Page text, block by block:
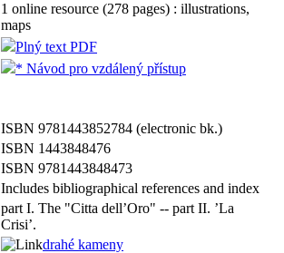
1 online resource (278 pages) : illustrations,
maps
Plný text PDF
* Návod pro vzdálený přístup
ISBN 9781443852784 (electronic bk.)
ISBN 1443848476
ISBN 9781443848473
Includes bibliographical references and index
part I. The "Citta dell’Oro" -- part II. ’La
Crisi’.
drahé kameny